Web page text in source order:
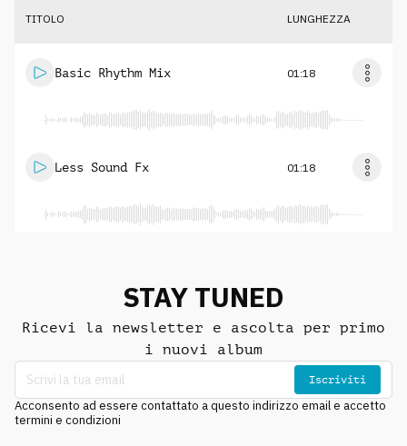
TITOLO LUNGHEZZA
Basic Rhythm Mix 01:18
Less Sound Fx 01:18
STAY TUNED
Ricevi la newsletter e ascolta per primo
i nuovi album
Iscriviti
Acconsento ad essere contattato a questo indirizzo email e accetto
termini e condizioni